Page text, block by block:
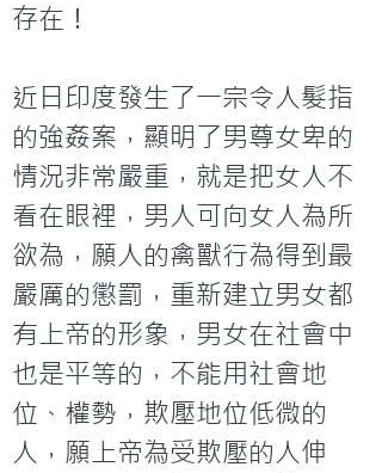
存在！
近日印度發生了一宗令人髮指
的強姦案，顯明了男尊女卑的
情況非常嚴重，就是把女人不
看在眼裡，男人可向女人為所
欲為，願人的禽獸行為得到最
嚴厲的懲罰，重新建立男女都
有上帝的形象，男女在社會中
也是平等的，不能用社會地
位、權勢，欺壓地位低微的
人，願上帝為受欺壓的人伸